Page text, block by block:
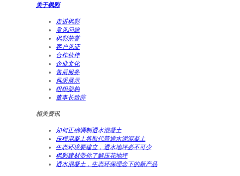
关于枫彩
走进枫彩
常见问题
枫彩荣誉
客户见证
合作伙伴
企业文化
售后服务
风采展示
组织架构
董事长致辞
相关资讯
如何正确调制透水混凝土
压模混凝土将取代普通水泥混凝土
生态环境要建立，透水地坪必不可少
枫彩建材带你了解压花地坪
透水混凝土，生态环保理念下的新产品